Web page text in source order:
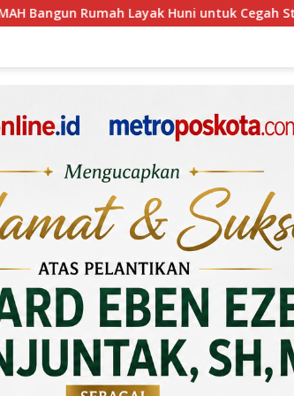
Cegah Stunting di Pangkalpinang